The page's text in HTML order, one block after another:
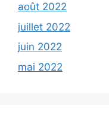
août 2022
juillet 2022
juin 2022
mai 2022